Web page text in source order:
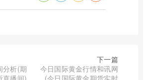
分析(期
下一篇
今日国际黄金行情和讯网